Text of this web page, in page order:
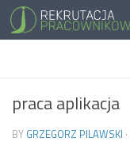
praca aplikacja
BY GRZEGORZ PILAWSKI ·